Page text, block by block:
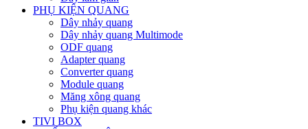
PHỤ KIỆN QUANG
Dây nhảy quang
Dây nhảy quang Multimode
ODF quang
Adapter quang
Converter quang
Module quang
Măng xông quang
Phụ kiện quang khác
TIVI BOX